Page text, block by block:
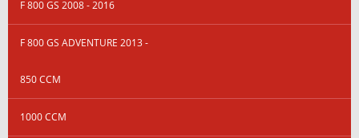
F 800 GS 2008 - 2016
F 800 GS ADVENTURE 2013 -
850 CCM
1000 CCM